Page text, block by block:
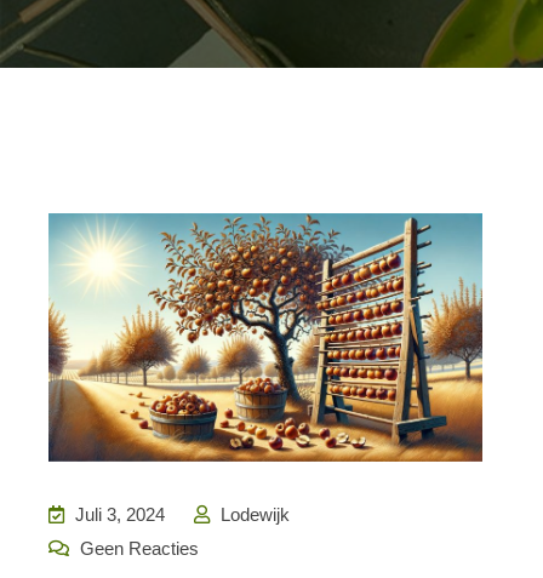
Juli 3, 2024
Lodewijk
Geen Reacties